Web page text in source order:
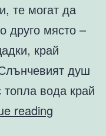
те могат да
друго място –
край
душ
вода край
reading